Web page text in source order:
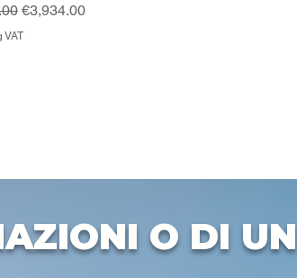
Price
Sale Price
€3,934.00
VAT
O DI UN